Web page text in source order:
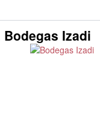
Bodegas Izadi